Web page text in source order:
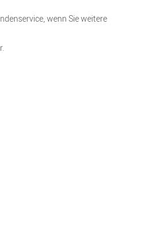
wenn Sie weitere